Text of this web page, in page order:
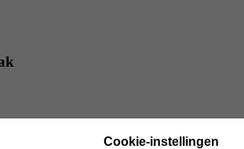
heeft als transmissie handgeschakeld. De
Cookie-instellingen